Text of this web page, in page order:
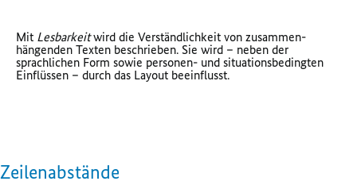
Mit Lesbarkeitwird die Verständlichkeit von zusammen­
hängenden Texten beschrieben. Sie wird – neben der
sprachlichen Form sowie personen- und situationsbedingten
Einflüssen – durch das Layout beeinflusst.
Zeilenabstände